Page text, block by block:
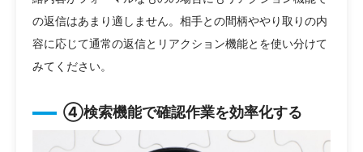
の返信はあまり適しません。相手との間柄ややり取りの内
容に応じて通常の返信とリアクション機能とを使い分けて
みてください。
④検索機能で確認作業を効率化する